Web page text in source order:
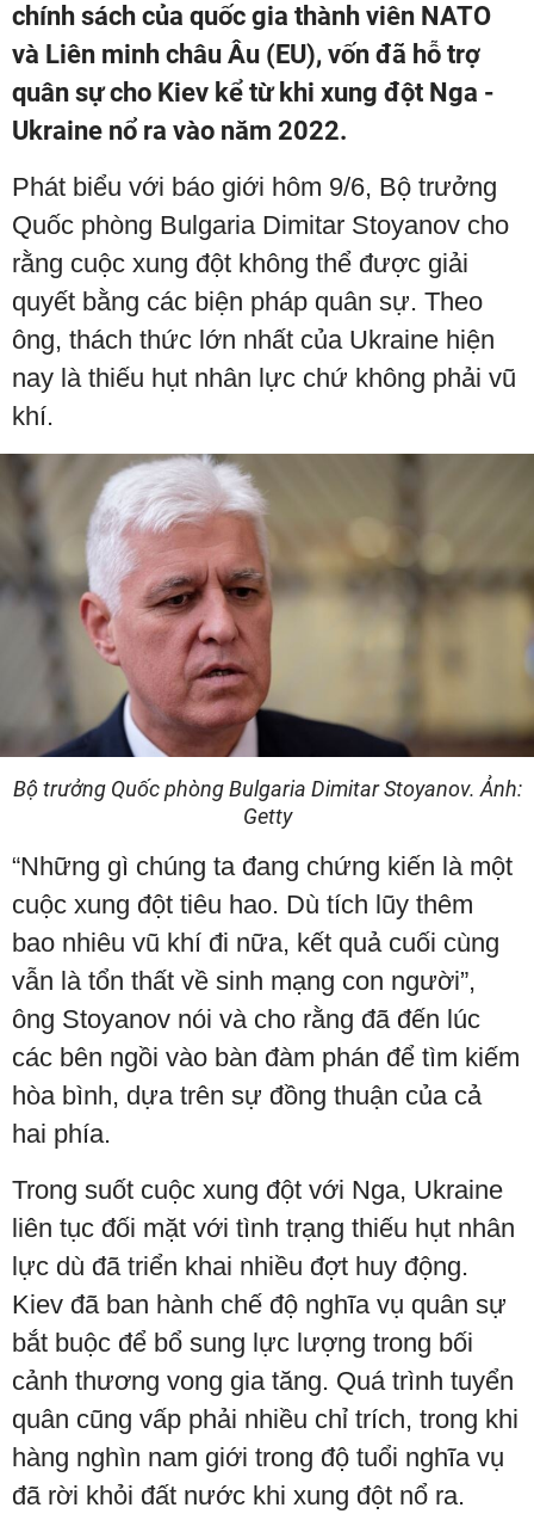
chính sách của quốc gia thành viên NATO
và Liên minh châu Âu (EU), vốn đã hỗ trợ
quân sự cho Kiev kể từ khi xung đột Nga -
Ukraine nổ ra vào năm 2022.
Phát biểu với báo giới hôm 9/6, Bộ trưởng
Quốc phòng Bulgaria Dimitar Stoyanov cho
rằng cuộc xung đột không thể được giải
quyết bằng các biện pháp quân sự. Theo
ông, thách thức lớn nhất của Ukraine hiện
nay là thiếu hụt nhân lực chứ không phải vũ
khí.
Bộ trưởng Quốc phòng Bulgaria Dimitar Stoyanov. Ảnh:
Getty
“Những gì chúng ta đang chứng kiến là một
cuộc xung đột tiêu hao. Dù tích lũy thêm
bao nhiêu vũ khí đi nữa, kết quả cuối cùng
vẫn là tổn thất về sinh mạng con người”,
ông Stoyanov nói và cho rằng đã đến lúc
các bên ngồi vào bàn đàm phán để tìm kiếm
hòa bình, dựa trên sự đồng thuận của cả
hai phía.
Trong suốt cuộc xung đột với Nga, Ukraine
liên tục đối mặt với tình trạng thiếu hụt nhân
lực dù đã triển khai nhiều đợt huy động.
Kiev đã ban hành chế độ nghĩa vụ quân sự
bắt buộc để bổ sung lực lượng trong bối
cảnh thương vong gia tăng. Quá trình tuyển
quân cũng vấp phải nhiều chỉ trích, trong khi
hàng nghìn nam giới trong độ tuổi nghĩa vụ
đã rời khỏi đất nước khi xung đột nổ ra.